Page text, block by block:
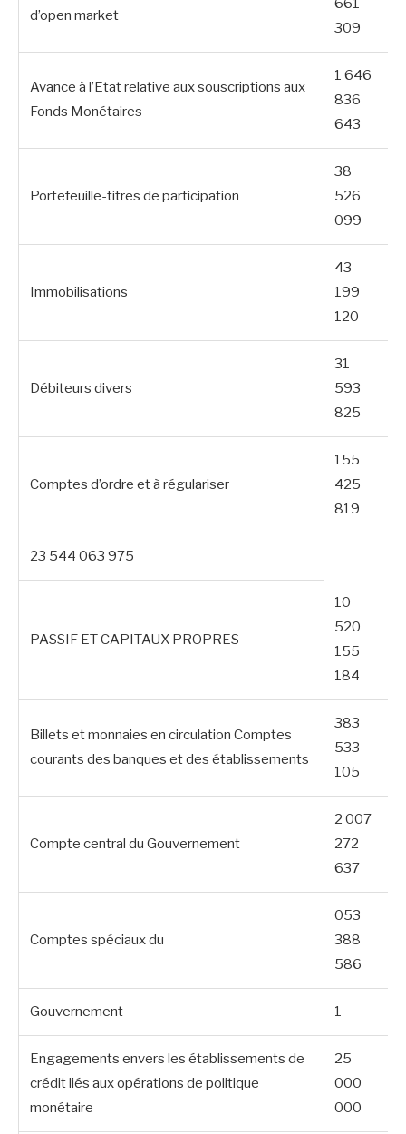
d’open market
309
Avance à l’Etat relative aux souscriptions aux
Fonds Monétaires
1 646
836
643
Portefeuille-titres de participation
38
526
099
Immobilisations
43
199
120
Débiteurs divers
31
593
825
Comptes d’ordre et à régulariser
155
425
819
23 544 063 975
PASSIF ET CAPITAUX PROPRES
10
520
155
184
Billets et monnaies en circulation Comptes
courants des banques et des établissements
383
533
105
Compte central du Gouvernement
2 007
272
637
Comptes spéciaux du
053
388
586
Gouvernement 1
Engagements envers les établissements de
crédit liés aux opérations de politique
monétaire
25
000
000